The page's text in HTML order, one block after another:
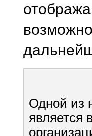
Одной из
является